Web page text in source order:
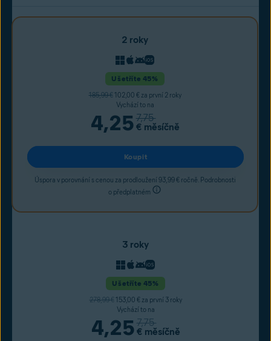
2 roky
Ušetříte 45%
185,99 € 102,00 € za první 2 roky
Vychází to na
4,25 7,75
€ měsíčně
Koupit
Úspora v porovnání s cenou za prodloužení 93,99 € ročně. Podrobnosti
o předplatném
3 roky
Ušetříte 45%
278,99 € 153,00 € za první 3 roky
Vychází to na
4,25 7,75
€ měsíčně